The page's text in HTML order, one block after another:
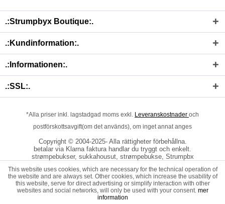
.:Strumpbyx Boutique:.
.:Kundinformation:.
.:Informationen:.
.:SSL:.
*Alla priser inkl. lagstadgad moms exkl. Leveranskostnader och
postförskottsavgift(om det används), om inget annat anges
Copyright © 2004-2025- Alla rättigheter förbehållna.
betalar via Klarna faktura handlar du tryggt och enkelt.
strømpebukser, sukkahousut, strømpebukse, Strumpbx
This website uses cookies, which are necessary for the technical operation of
the website and are always set. Other cookies, which increase the usability of
this website, serve for direct advertising or simplify interaction with other
websites and social networks, will only be used with your consent. mer
information